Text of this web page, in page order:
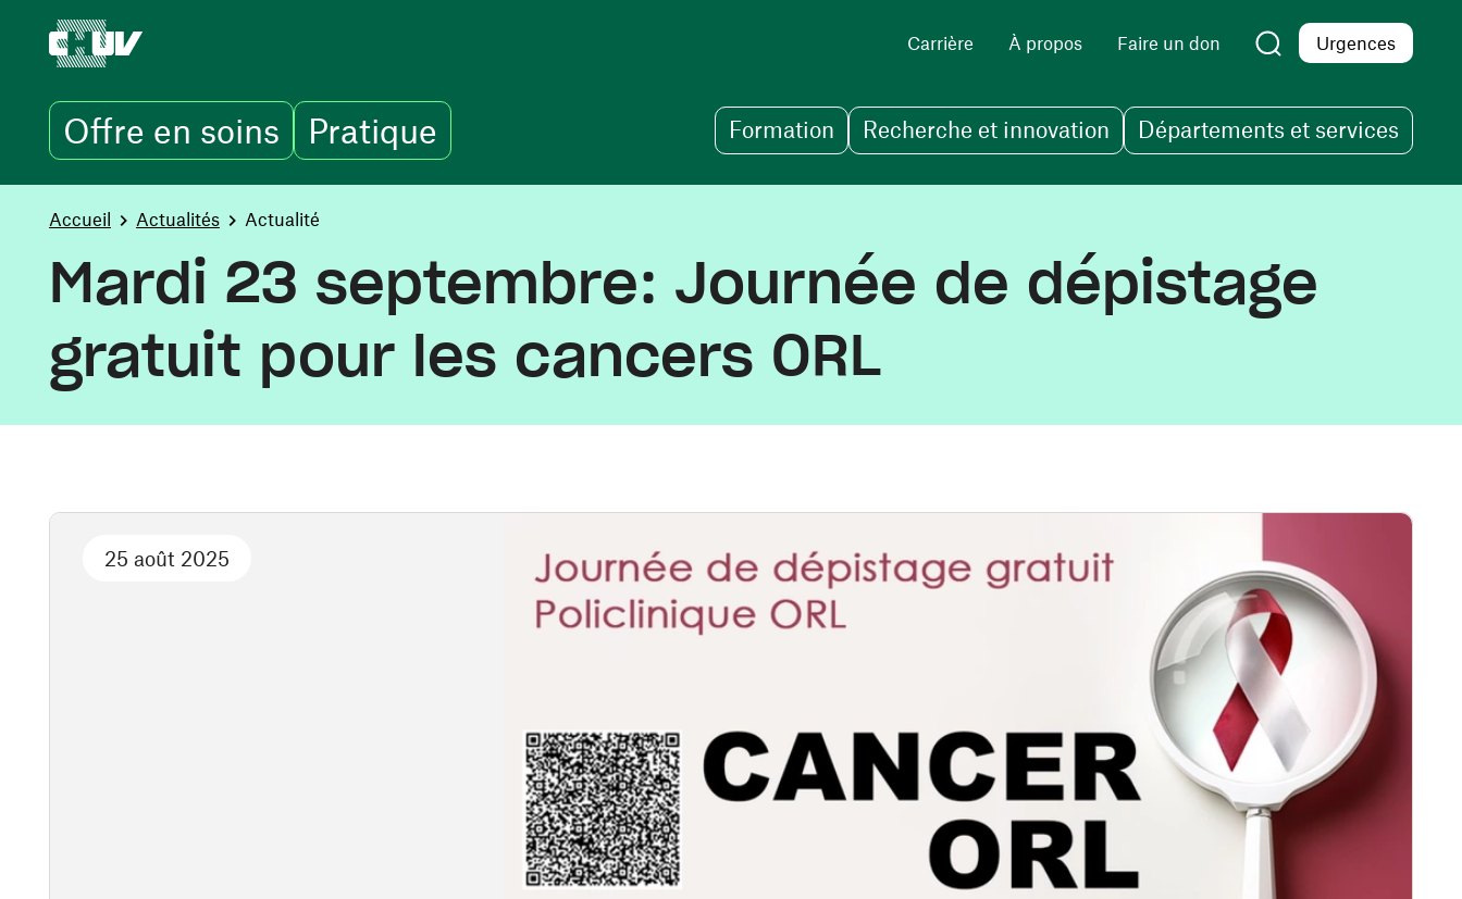
Carrière À propos Faire un don Urgences
Offre en soins Pratique Formation Recherche et innovation Départements et services
You are here:
Accueil Actualités Actualité
Mardi 23 septembre: Journée de dépistage
gratuit pour les cancers ORL
25 août 2025